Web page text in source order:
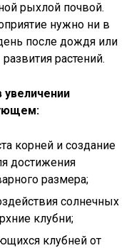
рыхлой почвой.
нужно ни в
после дождя или
растений.
увеличении
корней и создание
достижения
размера;
солнечных
клубни;
клубней от